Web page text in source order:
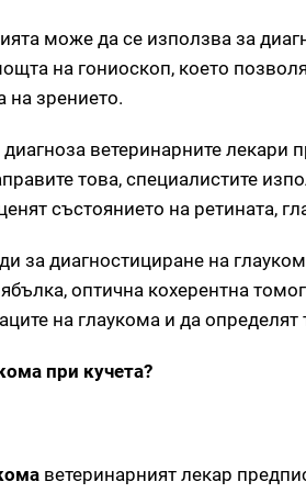
може да се използва за
на гониоскоп, което
на зрението.
ветеринарните
това, специалистите
състоянието на ретината,
за диагностициране на
оптична кохерентна
на глаукома и да
при кучета?
ветеринарният лекар